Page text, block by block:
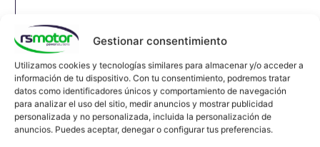
Gestionar consentimiento
Utilizamos cookies y tecnologías similares para almacenar y/o acceder a
información de tu dispositivo. Con tu consentimiento, podremos tratar
datos como identificadores únicos y comportamiento de navegación
para analizar el uso del sitio, medir anuncios y mostrar publicidad
personalizada y no personalizada, incluida la personalización de
anuncios. Puedes aceptar, denegar o configurar tus preferencias.